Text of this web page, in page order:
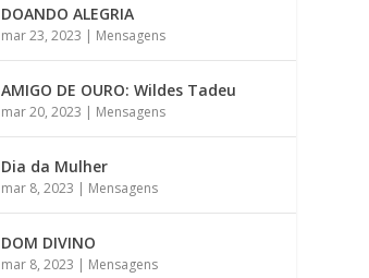
DOANDO ALEGRIA
mar 23, 2023 | Mensagens
AMIGO DE OURO: Wildes Tadeu
mar 20, 2023 | Mensagens
Dia da Mulher
mar 8, 2023 | Mensagens
DOM DIVINO
mar 8, 2023 | Mensagens